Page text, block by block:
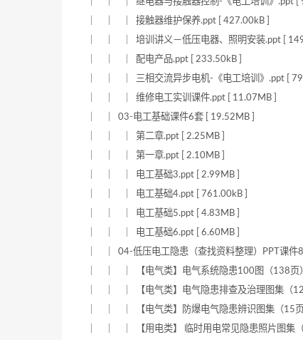
｜ ｜ ｜ 接触器维护保养.ppt [ 427.00kB ]
｜ ｜ ｜ 培训讲义－低压电器、照明安装.ppt [
｜ ｜ ｜ 配电产品.ppt [ 233.50kB ]
｜ ｜ ｜ 三相交流异步电机-《电工培训》.ppt [
｜ ｜ ｜ 维修电工实训课件.ppt [ 11.07MB ]
｜ ｜ 03-电工基础课件6套 [ 19.52MB ]
｜ ｜ ｜ 第二章.ppt [ 2.25MB ]
｜ ｜ ｜ 第一章.ppt [ 2.10MB ]
｜ ｜ ｜ 电工基础3.ppt [ 2.99MB ]
｜ ｜ ｜ 电工基础4.ppt [ 761.00kB ]
｜ ｜ ｜ 电工基础5.ppt [ 4.83MB ]
｜ ｜ ｜ 电工基础6.ppt [ 6.60MB ]
｜ ｜ 04-低压电工隐患（查找资料整理）PPT课件8
｜ ｜ ｜ 【电气类】电气系统隐患100图（138页
｜ ｜ ｜ 【电气类】电气隐患排查及治理图集（
｜ ｜ ｜ 【电气类】防爆电气隐患辨识图集（15页
｜ ｜ ｜ 【用电类】 临时用电常见隐患照片图集